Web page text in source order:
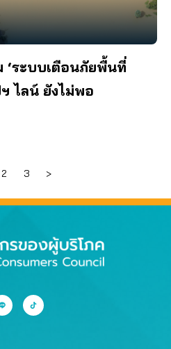
‘ระบบเตือนภัยพื้นที่
ไลน์ ยังไม่พอ
2 3 >